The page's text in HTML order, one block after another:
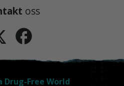
oss
Free World